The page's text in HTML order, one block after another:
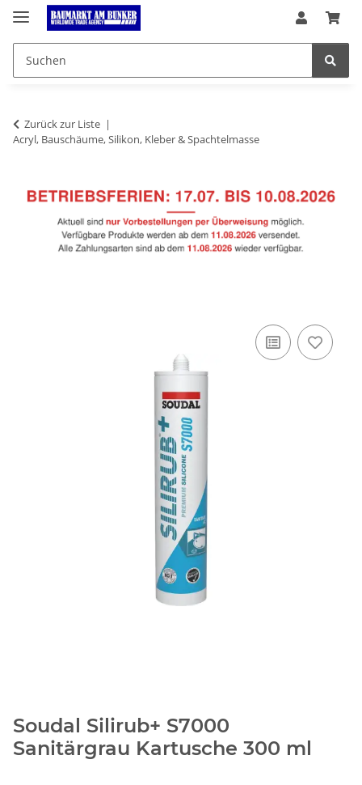
Zurück zur Liste
Acryl, Bauschäume, Silikon, Kleber & Spachtelmasse
Soudal Silirub+ S7000
Sanitärgrau Kartusche 300 ml